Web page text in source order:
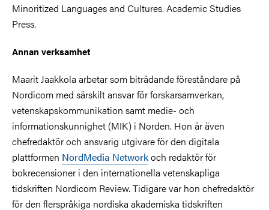
Minoritized Languages and Cultures. Academic Studies
Press.
Annan verksamhet
Maarit Jaakkola arbetar som biträdande föreståndare på
Nordicom med särskilt ansvar för forskarsamverkan,
vetenskapskommunikation samt medie- och
informationskunnighet (MIK) i Norden. Hon är även
chefredaktör och ansvarig utgivare för den digitala
plattformen NordMedia Networkoch redaktör för
bokrecensioner i den internationella vetenskapliga
tidskriften Nordicom Review. Tidigare var hon chefredaktör
för den flerspråkiga nordiska akademiska tidskriften